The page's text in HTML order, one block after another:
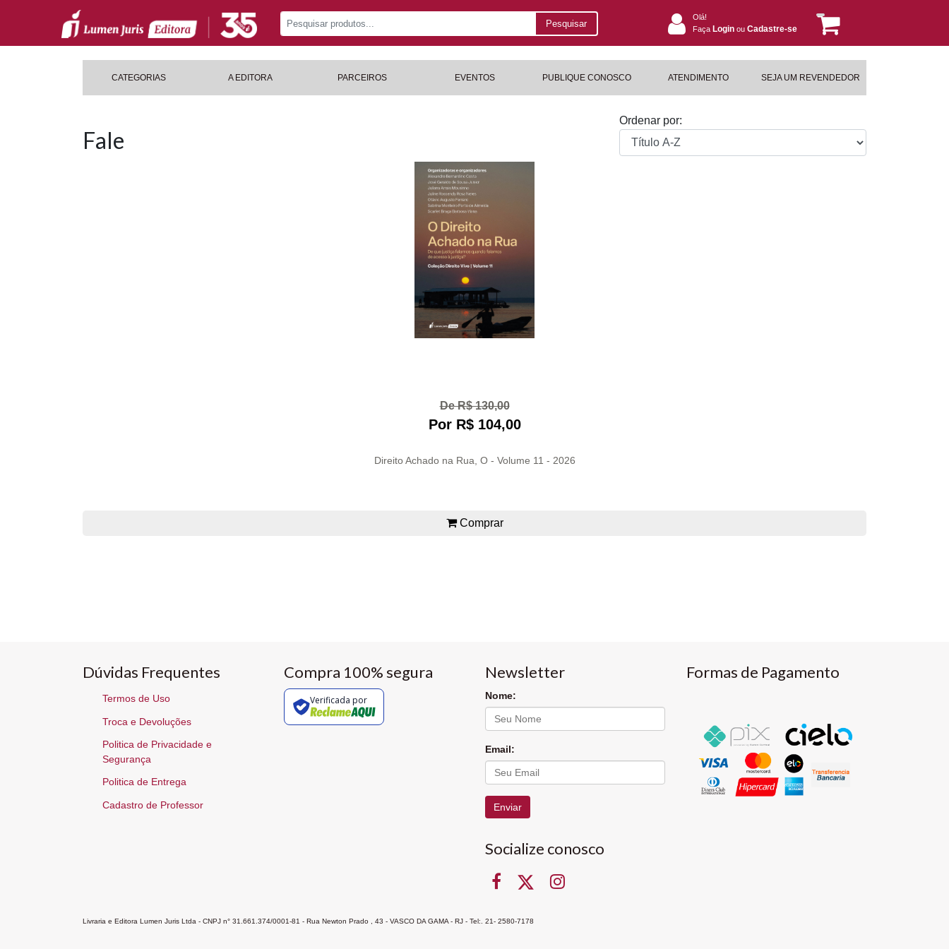
Pesquisar
Olá!
Faça Login ou Cadastre-se
CATEGORIAS A EDITORA PARCEIROS EVENTOS PUBLIQUE CONOSCO ATENDIMENTO SEJA UM REVENDEDOR
Fale
Ordenar por:
De R$ 130,00
Por R$ 104,00
Direito Achado na Rua, O - Volume 11 - 2026
Comprar
Dúvidas Frequentes
Termos de Uso
Troca e Devoluções
Politica de Privacidade e
Segurança
Politica de Entrega
Cadastro de Professor
Compra 100% segura
Verificada por
Newsletter
Nome:
Email:
Enviar
Socialize conosco
Formas de Pagamento
Livraria e Editora Lumen Juris Ltda - CNPJ n° 31.661.374/0001-81 - Rua Newton Prado , 43 - VASCO DA GAMA - RJ - Tel:. 21- 2580-7178